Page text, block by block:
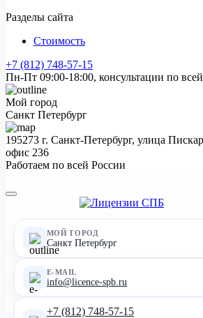
Разделы сайта
Стоимость
+7 (812) 748-57-15
Пн-Пт 09:00-18:00, консультации по
Мой город
Санкт Петербург
195273 г. Санкт-Петербург, улица
офис 236
Работаем по всей России
МОЙ ГОРОД
Санкт Петербург
E-MAIL
info@licence-spb.ru
+7 (812) 748-57-15